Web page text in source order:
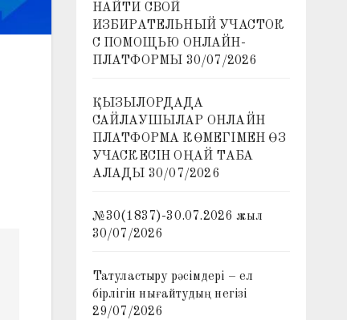
НАЙТИ СВОЙ
ИЗБИРАТЕЛЬНЫЙ УЧАСТОК
С ПОМОЩЬЮ ОНЛАЙН-
ПЛАТФОРМЫ 30/07/2026
ҚЫЗЫЛОРДАДА
САЙЛАУШЫЛАР ОНЛАЙН
ПЛАТФОРМА КӨМЕГІМЕН ӨЗ
УЧАСКЕСІН ОҢАЙ ТАБА
АЛАДЫ 30/07/2026
№30(1837)-30.07.2026 жыл
30/07/2026
Татуластыру рәсімдері – ел
бірлігін нығайтудың негізі
29/07/2026